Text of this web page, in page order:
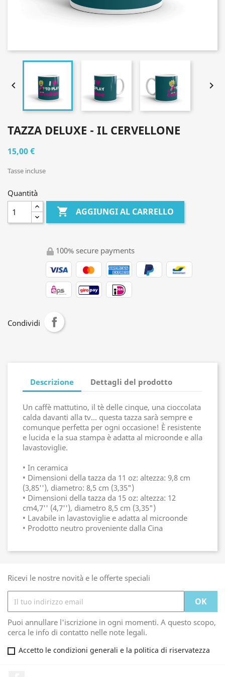
 
TAZZA DELUXE - IL CERVELLONE
15,00 €
Tasse incluse
Quantità
 AGGIUNGI AL CARRELLO
100% secure payments
Condividi
Descrizione Dettagli del prodotto
Un caffè mattutino, il tè delle cinque, una cioccolata
calda davanti alla tv... questa tazza sarà sempre e
comunque perfetta per ogni occasione! È resistente
e lucida e la sua stampa è adatta al microonde e alla
lavastoviglie.
• In ceramica
• Dimensioni della tazza da 11 oz: altezza: 9,8 cm
(3,85''), diametro: 8,5 cm (3,35")
• Dimensioni della tazza da 15 oz: altezza: 12
cm4,7'' (4,7''), diametro 8,5 cm (3,35")
• Lavabile in lavastoviglie e adatta al microonde
• Prodotto neutro proveniente dalla Cina
Ricevi le nostre novità e le offerte speciali
Puoi annullare l'iscrizione in ogni momenti. A questo scopo,
cerca le info di contatto nelle note legali.
Accetto le condizioni generali e la politica di riservatezza